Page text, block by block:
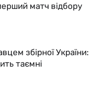
матч відбору
збірної України:
таємні